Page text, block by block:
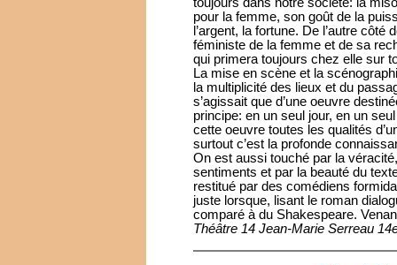
pour la femme, son goût de la
l’argent, la fortune. De l’autre
féministe de la femme et de sa
qui primera toujours chez elle sur
La mise en scène et la
la multiplicité des lieux et du
s’agissait que d’une oeuvre
principe: en un seul jour, en un
cette oeuvre toutes les qualités
surtout c’est la profonde
On est aussi touché par la
sentiments et par la beauté du
restitué par des comédiens
juste lorsque, lisant le roman
comparé à du Shakespeare.
Théâtre 14 Jean-Marie Serreau